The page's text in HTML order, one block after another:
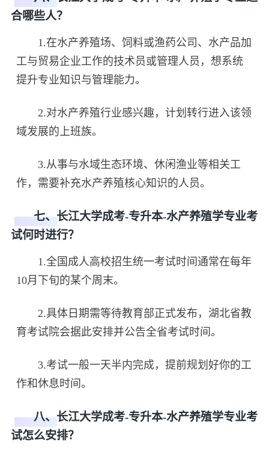
合哪些人？
1.在水产养殖场、饲料或渔药公司、水产品加
工与贸易企业工作的技术员或管理人员，想系统
提升专业知识与管理能力。
2.对水产养殖行业感兴趣，计划转行进入该领
域发展的上班族。
3.从事与水域生态环境、休闲渔业等相关工
作，需要补充水产养殖核心知识的人员。
七、长江大学成考-专升本-水产养殖学专业考
试何时进行？
1.全国成人高校招生统一考试时间通常在每年
10月下旬的某个周末。
2.具体日期需等待教育部正式发布，湖北省教
育考试院会据此安排并公告全省考试时间。
3.考试一般一天半内完成，提前规划好你的工
作和休息时间。
八、长江大学成考-专升本-水产养殖学专业考
试怎么安排？